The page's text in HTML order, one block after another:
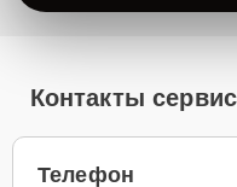
Контакты
Телефон